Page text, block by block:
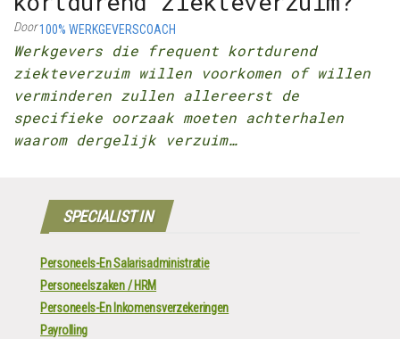
Door100% WERKGEVERSCOACH
Werkgevers die frequent kortdurend
ziekteverzuim willen voorkomen of willen
verminderen zullen allereerst de
specifieke oorzaak moeten achterhalen
waarom dergelijk verzuim…
SPECIALIST IN
Personeels-En Salarisadministratie
Personeelszaken / HRM
Personeels-En Inkomensverzekeringen
Payrolling